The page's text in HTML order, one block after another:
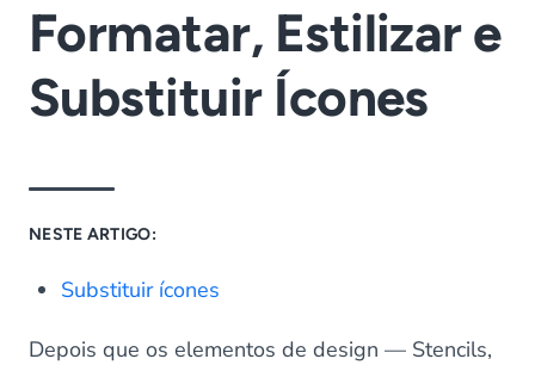
Formatar, Estilizar e
Substituir Ícones
NESTE ARTIGO:
Substituir ícones
Depois que os elementos de design — Stencils,